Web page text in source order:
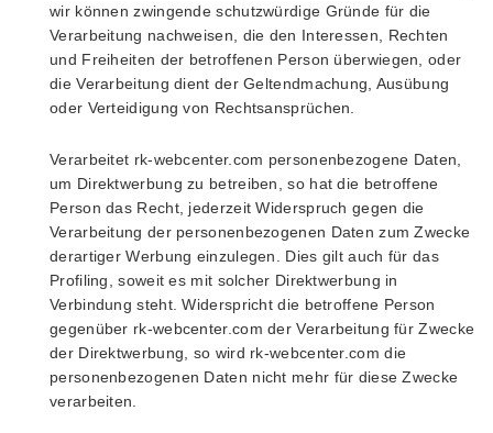
wir können zwingende schutzwürdige Gründe für die
Verarbeitung nachweisen, die den Interessen, Rechten
und Freiheiten der betroffenen Person überwiegen, oder
die Verarbeitung dient der Geltendmachung, Ausübung
oder Verteidigung von Rechtsansprüchen.
Verarbeitet rk-webcenter.com personenbezogene Daten,
um Direktwerbung zu betreiben, so hat die betroffene
Person das Recht, jederzeit Widerspruch gegen die
Verarbeitung der personenbezogenen Daten zum Zwecke
derartiger Werbung einzulegen. Dies gilt auch für das
Profiling, soweit es mit solcher Direktwerbung in
Verbindung steht. Widerspricht die betroffene Person
gegenüber rk-webcenter.com der Verarbeitung für Zwecke
der Direktwerbung, so wird rk-webcenter.com die
personenbezogenen Daten nicht mehr für diese Zwecke
verarbeiten.